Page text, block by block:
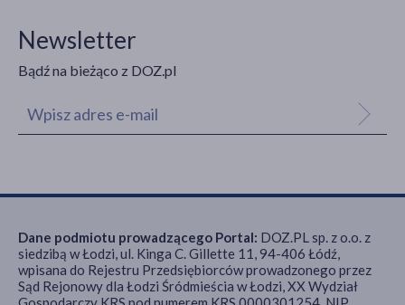
Newsletter
Bądź na bieżąco z DOZ.pl
Dane podmiotu prowadzącego Portal: DOZ.PL sp. z o.o. z
siedzibą w Łodzi, ul. Kinga C. Gillette 11, 94-406 Łódź,
wpisana do Rejestru Przedsiębiorców prowadzonego przez
Sąd Rejonowy dla Łodzi Śródmieścia w Łodzi, XX Wydział